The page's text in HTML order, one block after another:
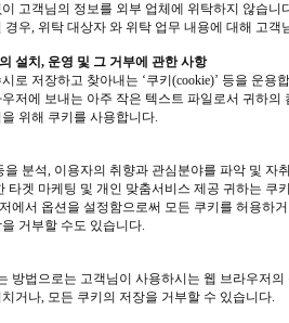
고객님의 정보를 외부 업체에 위탁하지 않습니
경우, 위탁 대상자 와 위탁 업무 내용에 대해 고
설치, 운영 및 그 거부에 관한 사항
로 저장하고 찾아내는 ‘쿠키(cookie)’ 등을 운용
저에 보내는 아주 작은 텍스트 파일로서 귀하의
위해 쿠키를 사용합니다.
을 분석, 이용자의 취향과 관심분야를 파악 및 자
타겟 마케팅 및 개인 맞춤서비스 제공 귀하는 쿠
에서 옵션을 설정함으로써 모든 쿠키를 허용하
거부할 수도 있습니다.
방법으로는 고객님이 사용하시는 웹 브라우저
거나, 모든 쿠키의 저장을 거부할 수 있습니다.